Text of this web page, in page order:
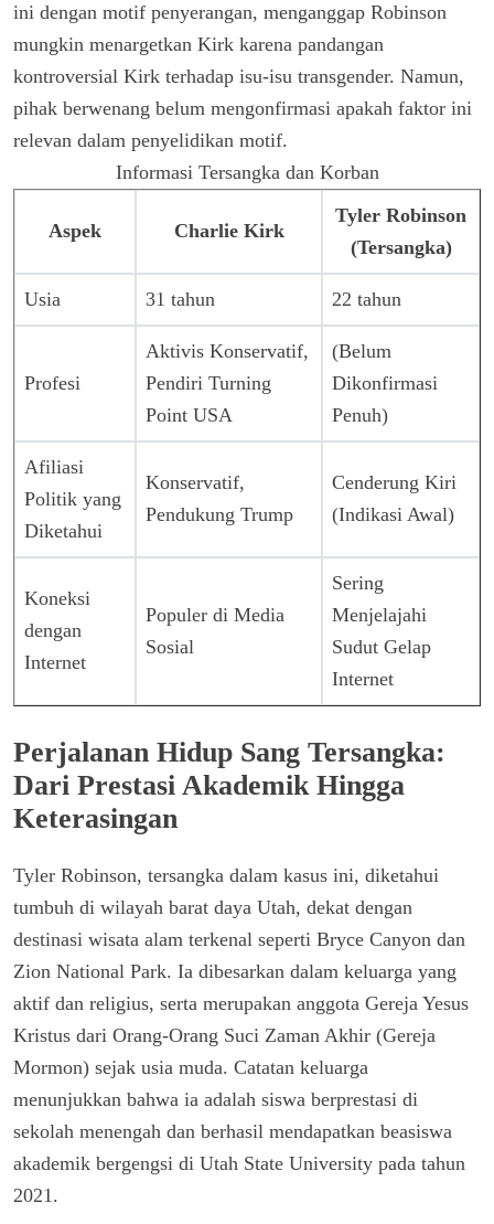
ini dengan motif penyerangan, menganggap Robinson
mungkin menargetkan Kirk karena pandangan
kontroversial Kirk terhadap isu-isu transgender. Namun,
pihak berwenang belum mengonfirmasi apakah faktor ini
relevan dalam penyelidikan motif.
Informasi Tersangka dan Korban
Aspek Charlie Kirk
Tyler Robinson
(Tersangka)
Usia 31 tahun 22 tahun
Profesi
Aktivis Konservatif,
Pendiri Turning
Point USA
(Belum
Dikonfirmasi
Penuh)
Afiliasi
Politik yang
Diketahui
Konservatif,
Pendukung Trump
Cenderung Kiri
(Indikasi Awal)
Koneksi
dengan
Internet
Populer di Media
Sosial
Sering
Menjelajahi
Sudut Gelap
Internet
Perjalanan Hidup Sang Tersangka:
Dari Prestasi Akademik Hingga
Keterasingan
Tyler Robinson, tersangka dalam kasus ini, diketahui
tumbuh di wilayah barat daya Utah, dekat dengan
destinasi wisata alam terkenal seperti Bryce Canyon dan
Zion National Park. Ia dibesarkan dalam keluarga yang
aktif dan religius, serta merupakan anggota Gereja Yesus
Kristus dari Orang-Orang Suci Zaman Akhir (Gereja
Mormon) sejak usia muda. Catatan keluarga
menunjukkan bahwa ia adalah siswa berprestasi di
sekolah menengah dan berhasil mendapatkan beasiswa
akademik bergengsi di Utah State University pada tahun
2021.